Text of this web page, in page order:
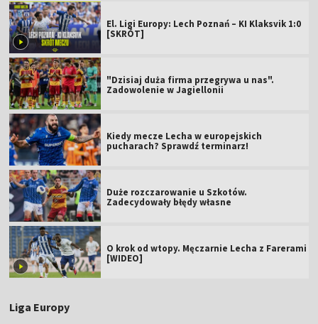
El. Ligi Europy: Lech Poznań – KI Klaksvik 1:0
[SKRÓT]
"Dzisiaj duża firma przegrywa u nas".
Zadowolenie w Jagiellonii
Kiedy mecze Lecha w europejskich
pucharach? Sprawdź terminarz!
Duże rozczarowanie u Szkotów.
Zadecydowały błędy własne
O krok od wtopy. Męczarnie Lecha z Farerami
[WIDEO]
Liga Europy